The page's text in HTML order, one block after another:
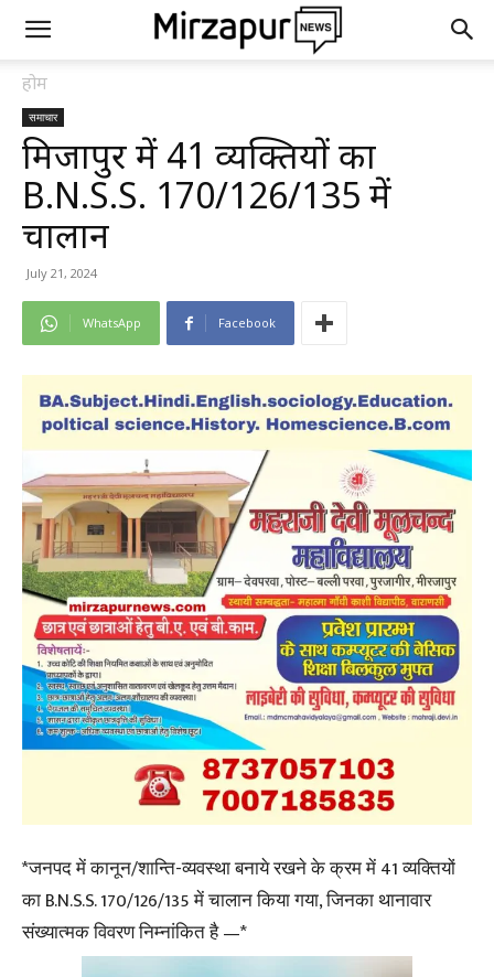
होम
समाचार
मिर्जापुर में 41 व्यक्तियों का
B.N.S.S. 170/126/135 में
चालान
July 21, 2024
WhatsApp Facebook
*जनपद में कानून/शान्ति-व्यवस्था बनाये रखने के क्रम में 41 व्यक्तियों
का B.N.S.S. 170/126/135 में चालान किया गया, जिनका थानावार
संख्यात्मक विवरण निम्नांकित है —*